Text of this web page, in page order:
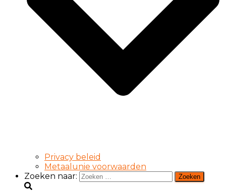
Privacy beleid
Metaalunie voorwaarden
Zoeken naar: